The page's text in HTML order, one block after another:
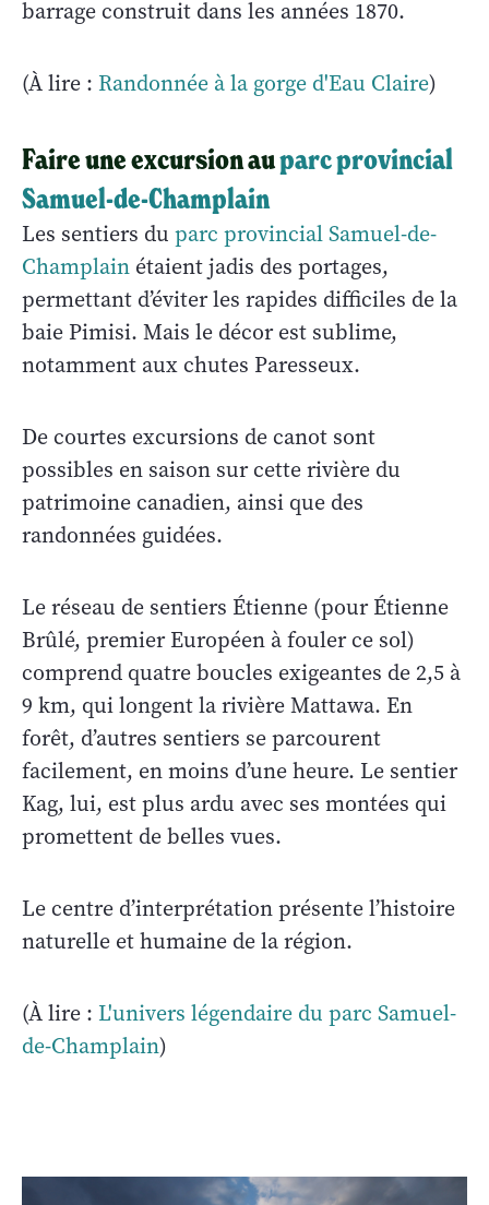
barrage construit dans les années 1870.
(À lire : Randonnée à la gorge d'Eau Claire)
Faire une excursion auparc provincial
Samuel-de-Champlain
Les sentiers du parc provincial Samuel-de-
Champlain étaient jadis des portages,
permettant d’éviter les rapides difficiles de la
baie Pimisi. Mais le décor est sublime,
notamment aux chutes Paresseux.
De courtes excursions de canot sont
possibles en saison sur cette rivière du
patrimoine canadien, ainsi que des
randonnées guidées.
Le réseau de sentiers Étienne (pour Étienne
Brûlé, premier Européen à fouler ce sol)
comprend quatre boucles exigeantes de 2,5 à
9 km, qui longent la rivière Mattawa. En
forêt, d’autres sentiers se parcourent
facilement, en moins d’une heure. Le sentier
Kag, lui, est plus ardu avec ses montées qui
promettent de belles vues.
Le centre d’interprétation présente l’histoire
naturelle et humaine de la région.
(À lire : L'univers légendaire du parc Samuel-
de-Champlain)